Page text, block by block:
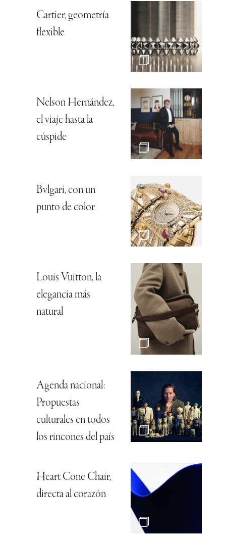
Cartier, geometría
flexible
Nelson Hernández,
el viaje hasta la
cúspide
Bvlgari, con un
punto de color
Louis Vuitton, la
elegancia más
natural
Agenda nacional:
Propuestas
culturales en todos
los rincones del país
Heart Cone Chair,
directa al corazón